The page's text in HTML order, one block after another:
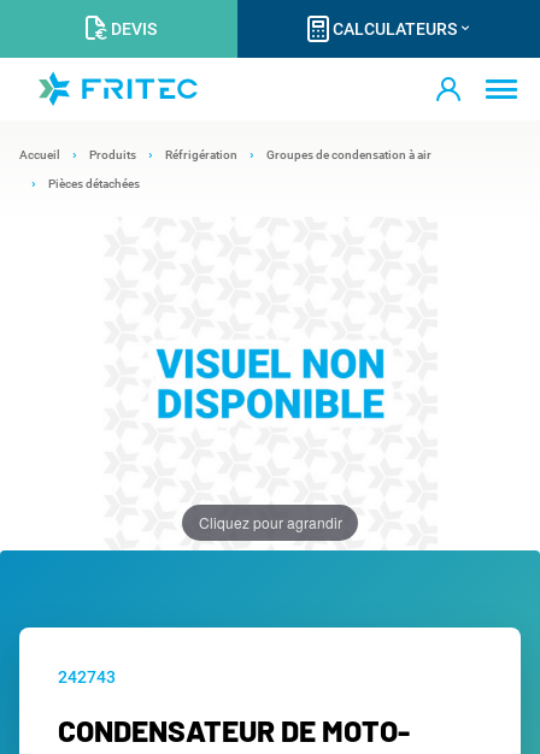
DEVIS CALCULATEURS
Accueil Produits Réfrigération Groupes de condensation à air
Pièces détachées
Cliquez pour agrandir
242743
CONDENSATEUR DE MOTO-